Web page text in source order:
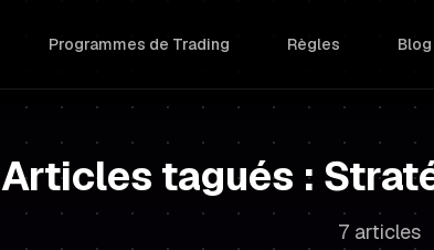
Programmes de Trading Règles Blog
Articles tagués :
7 articles